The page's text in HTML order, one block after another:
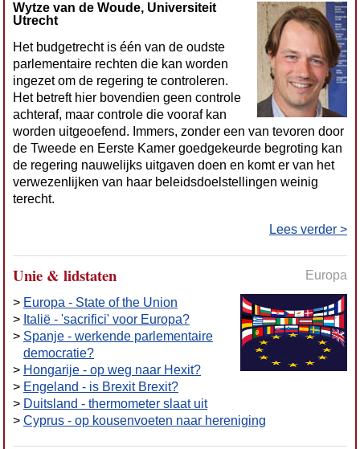
Wytze van de Woude, Universiteit
Utrecht
Het budgetrecht is één van de oudste
parlementaire rechten die kan worden
ingezet om de regering te controleren.
Het betreft hier bovendien geen controle
achteraf, maar controle die vooraf kan
worden uitgeoefend. Immers, zonder een van tevoren door
de Tweede en Eerste Kamer goedgekeurde begroting kan
de regering nauwelijks uitgaven doen en komt er van het
verwezenlijken van haar beleidsdoelstellingen weinig
terecht.
Lees verder >
Unie & lidstaten
Europa
> Europa - State of the Union
> Italië - 'sacrifici' voor Europa?
> Spanje - werkende parlementaire
democratie?
> Hongarije - op weg naar Hexit?
> Engeland - is Brexit Brexit?
> Duitsland - thermometer slaat uit
> Cyprus - op kousenvoeten naar hereniging